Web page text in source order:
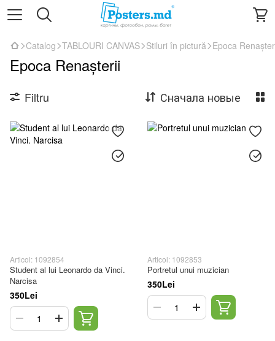
Catalog TABLOURI CANVAS Stiluri în pictură Epoca
Epoca Renașterii
Filtru Сначала новые
Articol: 1092854
Student al lui Leonardo da Vinci.
Narcisa
350Lei
Articol: 1092853
Portretul unui muzician
350Lei